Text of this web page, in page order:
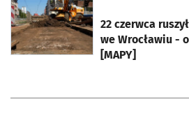
22 czerwca
we Wrocławiu -
[MAPY]
otworzy się w nowej karcie